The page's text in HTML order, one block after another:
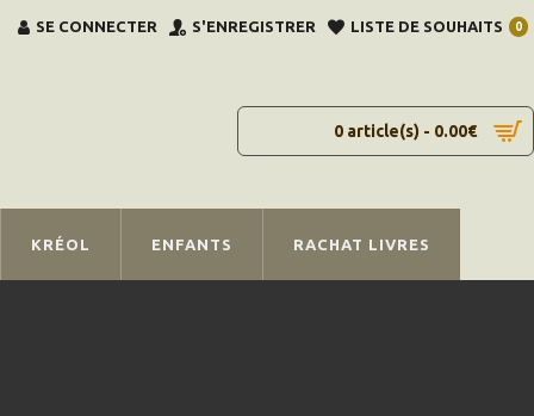
SE CONNECTER S'ENREGISTRER LISTE DE SOUHAITS 0
0 article(s) - 0.00€
KRÉOL ENFANTS RACHAT LIVRES